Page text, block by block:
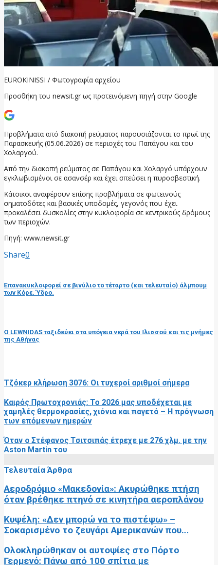
EUROKINISSI / Φωτογραφία αρχείου
Προσθήκη του newsit.gr ως προτεινόμενη πηγή στην Google
Προβλήματα από διακοπή ρεύματος παρουσιάζονται το πρωί της
Παρασκευής (05.06.2026) σε περιοχές του Παπάγου και του
Χολαργού.
Από την διακοπή ρεύματος σε Παπάγου και Χολαργό υπάρχουν
εγκλωβισμένοι σε ασανσέρ και έχει σπεύσει η πυροσβεστική.
Κάτοικοι αναφέρουν επίσης προβλήματα σε φωτεινούς
σηματοδότες και βασικές υποδομές, γεγονός που έχει
προκαλέσει δυσκολίες στην κυκλοφορία σε κεντρικούς δρόμους
των περιοχών.
Πηγή: www.newsit.gr
Share0
Επανακυκλοφορεί σε βινύλιο το τέταρτο (και τελευταίο) άλμπουμ
των Κόρε. Ύδρο.
Ο LEWNIDAS ταξιδεύει στα υπόγεια νερά του Ιλισσού και τις μνήμες
της Αθήνας
Τζόκερ κλήρωση 3076: Οι τυχεροί αριθμοί σήμερα
Καιρός Πρωτοχρονιάς: Το 2026 μας υποδέχεται με
χαμηλές θερμοκρασίες, χιόνια και παγετό – Η πρόγνωση
των επόμενων ημερών
Όταν ο Στέφανος Τσιτσιπάς έτρεχε με 276 χλμ. με την
Aston Μartin του
Τελευταία Άρθρα
Αεροδρόμιο «Μακεδονία»: Ακυρώθηκε πτήση
όταν βρέθηκε πτηνό σε κινητήρα αεροπλάνου
Κυψέλη: «Δεν μπορώ να το πιστέψω» –
Σοκαρισμένο το ζευγάρι Αμερικανών που...
Ολοκληρώθηκαν οι αυτοψίες στο Πόρτο
Γερμενό: Πάνω από 100 σπίτια με